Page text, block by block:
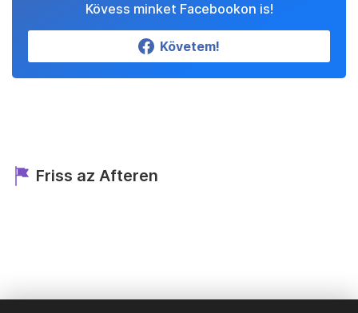
Kövess minket Facebookon is!
Követem!
Friss az Afteren